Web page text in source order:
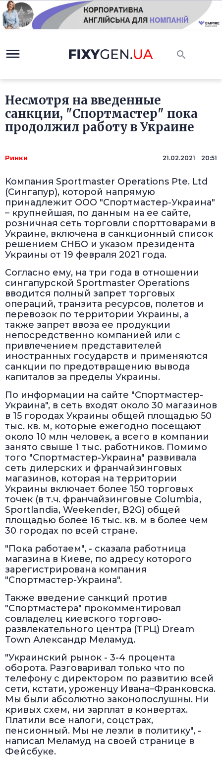
Несмотря на введенные
санкции, "Спортмастер" пока
продолжил работу в Украине
Ринки 21.02.2021 20:51
Компания Sportmaster Operations Pte. Ltd
(Сингапур), которой напрямую
принадлежит ООО "Спортмастер-Украина"
– крупнейшая, по данным на ее сайте,
розничная сеть торговли спорттоварами в
Украине, включена в санкционный список
решением СНБО и указом президента
Украины от 19 февраля 2021 года.
Согласно ему, на три года в отношении
сингапурской Sportmaster Operations
вводится полный запрет торговых
операций, транзита ресурсов, полетов и
перевозок по территории Украины, а
также запрет ввоза ее продукции
непосредственно компанией или с
привлечением представителей
иностранных государств и применяются
санкции по предотвращению вывода
капиталов за пределы Украины.
По информации на сайте "Спортмастер-
Украина", в сеть входят около 30 магазинов
в 15 городах Украины общей площадью 50
тыс. кв. м, которые ежегодно посещают
около 10 млн человек, а всего в компании
занято свыше 1 тыс. работников. Помимо
того "Спортмастер-Украина" развивала
сеть дилерских и франчайзинговых
магазинов, которая на территории
Украины включает более 150 торговых
точек (в т.ч. франчайзинговые Columbia,
Sportlandia, Weekender, B2G) общей
площадью более 16 тыс. кв. м в более чем
30 городах по всей стране.
"Пока работаем", - сказала работница
магазина в Киеве, по адресу которого
зарегистрирована компания
"Спортмастер-Украина".
Также введение санкций против
"Спортмастера" прокомментировал
совладелец киевского торгово-
развлекательного центра (ТРЦ) Dream
Town Александр Меламуд.
"Украинский рынок - 3-4 процента
оборота. Разговаривал только что по
телефону с директором по развитию всей
сети, кстати, уроженцу Ивана–Франковска.
Мы были абсолютно законопослушны. Ни
кривых схем, ни зарплат в конвертах.
Платили все налоги, соцстрах,
пенсионный. Мы не лезли в политику", -
написал Меламуд на своей странице в
Фейсбуке.